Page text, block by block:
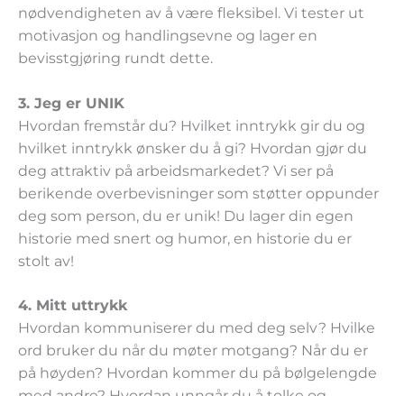
nødvendigheten av å være fleksibel. Vi tester ut
motivasjon og handlingsevne og lager en
bevisstgjøring rundt dette.
3. Jeg er UNIK
Hvordan fremstår du? Hvilket inntrykk gir du og
hvilket inntrykk ønsker du å gi? Hvordan gjør du
deg attraktiv på arbeidsmarkedet? Vi ser på
berikende overbevisninger som støtter oppunder
deg som person, du er unik! Du lager din egen
historie med snert og humor, en historie du er
stolt av!
4. Mitt uttrykk
Hvordan kommuniserer du med deg selv? Hvilke
ord bruker du når du møter motgang? Når du er
på høyden? Hvordan kommer du på bølgelengde